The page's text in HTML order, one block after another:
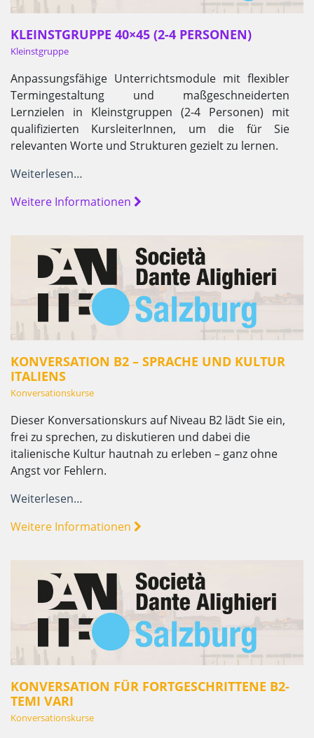
KLEINSTGRUPPE 40×45 (2-4 PERSONEN)
Kleinstgruppe
Anpassungsfähige Unterrichtsmodule mit flexibler
Termingestaltung und maßgeschneiderten
Lernzielen in Kleinstgruppen (2-4 Personen) mit
qualifizierten KursleiterInnen, um die für Sie
relevanten Worte und Strukturen gezielt zu lernen.
Weiterlesen…
Weitere Informationen
KONVERSATION B2 – SPRACHE UND KULTUR
ITALIENS
Konversationskurse
Dieser Konversationskurs auf Niveau B2 lädt Sie ein,
frei zu sprechen, zu diskutieren und dabei die
italienische Kultur hautnah zu erleben – ganz ohne
Angst vor Fehlern.
Weiterlesen…
Weitere Informationen
KONVERSATION FÜR FORTGESCHRITTENE B2-
TEMI VARI
Konversationskurse